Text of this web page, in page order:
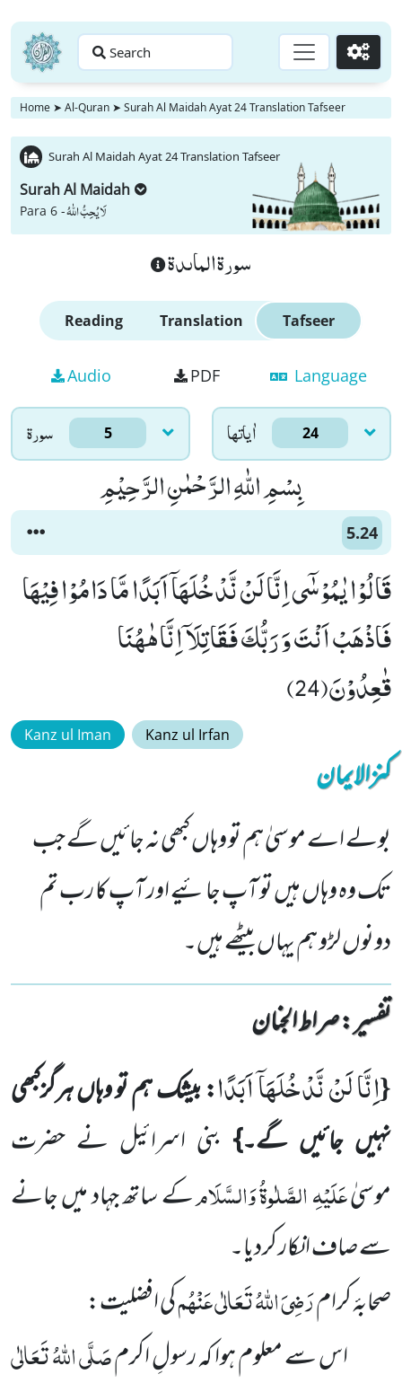
Search Go
Home ➤ Al-Quran ➤ Surah Al Maidah Ayat 24 Translation Tafseer
Surah Al Maidah Ayat 24 Translation Tafseer
Surah Al Maidah
Para 6 -لَا یُحِبُّ اللّٰهُ
سورة الماىدة
Reading Translation Tafseer
Audio PDF Language
سورۃ 5 اٰياتها 24
بِسْمِ اللّٰهِ الرَّحْمٰنِ الرَّحِیْمِ
5.24
قَالُوْا یٰمُوْسٰۤى اِنَّا لَنْ نَّدْخُلَهَاۤ اَبَدًا مَّا دَامُوْا فِیْهَا
فَاذْهَبْ اَنْتَ وَ رَبُّكَ فَقَاتِلَاۤ اِنَّا هٰهُنَا
قٰعِدُوْنَ(24)
Kanz ul Iman Kanz ul Irfan
کنزالایمان
بولے اے موسیٰ ہم تو وہاں کبھی نہ جائیں گے جب
تک وہ وہاں ہیں تو آپ جائیے اور آپ کا رب تم
دونوں لڑو ہم یہاں بیٹھے ہیں۔
تفسیر : ‎صراط الجنان
{اِنَّا لَنْ نَّدْخُلَهَاۤ اَبَدًا: بیشک ہم تو وہاں ہرگزکبھی
نہیں جائیں گے۔} بنی اسرائیل نے حضرت
موسیٰعَلَیْہِ الصَّلٰوۃُ وَالسَّلَامکے ساتھ جہاد میں جانے
سے صاف انکار کردیا۔
صحابۂ کرامرَضِیَ اللہُ تَعَالٰی عَنْہُمکی افضلیت:
اس سے معلوم ہوا کہ رسولِ اکرمصَلَّی اللہُ تَعَالٰی